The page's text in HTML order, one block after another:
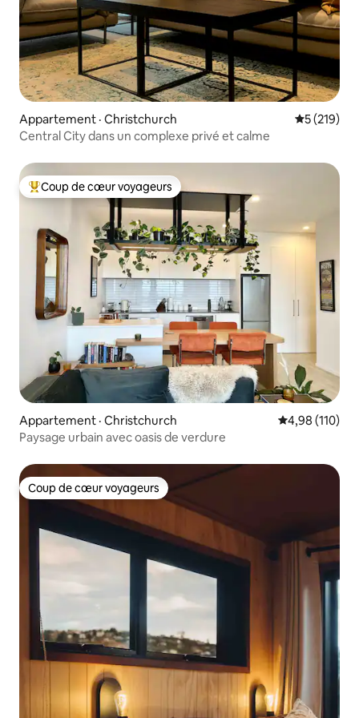
Appartement · Christchurch Note
5 (219)
Central City dans un complexe privé et calme
Coup de cœur voyageurs parmi les plus aimés
Coup de cœur voyageurs
Appartement · Christchurch Note
4,98 (110)
Paysage urbain avec oasis de verdure
Coup de cœur voyageurs
Coup de cœur voyageurs